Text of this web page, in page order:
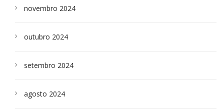
novembro 2024
outubro 2024
setembro 2024
agosto 2024